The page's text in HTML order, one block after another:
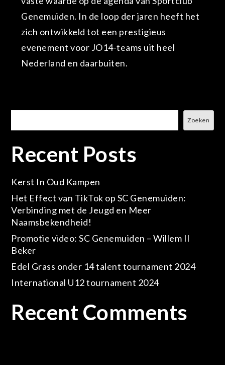
Genemuiden. In de loop der jaren heeft het
zich ontwikkeld tot een prestigieus
evenement voor JO14-teams uit heel
Nederland en daarbuiten.
Zoeken
Recent Posts
Kerst In Oud Kampen
Het Effect van TikTok op SC Genemuiden:
Verbinding met de Jeugd en Meer
Naamsbekendheid!
Promotie video: SC Genemuiden – Willem II
Beker
Edel Grass onder 14 talent tournament 2024
International U12 tournament 2024
Recent Comments